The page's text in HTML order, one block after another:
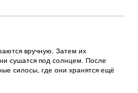
вручную. Затем их
сушатся под солнцем. После
силосы, где они хранятся ещё